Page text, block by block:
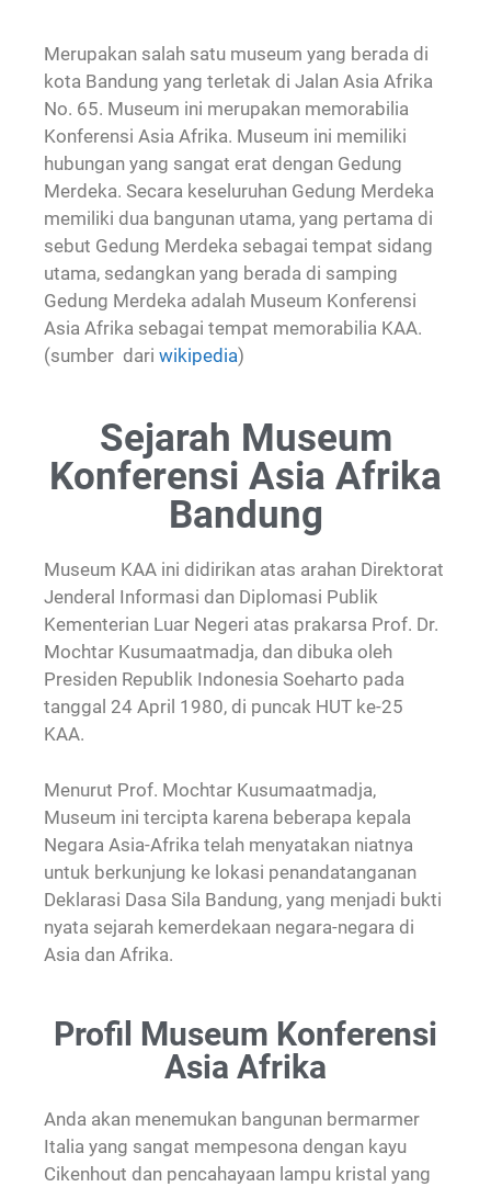
Merupakan salah satu museum yang berada di
kota Bandung yang terletak di Jalan Asia Afrika
No. 65. Museum ini merupakan memorabilia
Konferensi Asia Afrika. Museum ini memiliki
hubungan yang sangat erat dengan Gedung
Merdeka. Secara keseluruhan Gedung Merdeka
memiliki dua bangunan utama, yang pertama di
sebut Gedung Merdeka sebagai tempat sidang
utama, sedangkan yang berada di samping
Gedung Merdeka adalah Museum Konferensi
Asia Afrika sebagai tempat memorabilia KAA.
(sumber dari wikipedia)
Sejarah Museum
Konferensi Asia Afrika
Bandung
Museum KAA ini didirikan atas arahan Direktorat
Jenderal Informasi dan Diplomasi Publik
Kementerian Luar Negeri atas prakarsa Prof. Dr.
Mochtar Kusumaatmadja, dan dibuka oleh
Presiden Republik Indonesia Soeharto pada
tanggal 24 April 1980, di puncak HUT ke-25
KAA.
Menurut Prof. Mochtar Kusumaatmadja,
Museum ini tercipta karena beberapa kepala
Negara Asia-Afrika telah menyatakan niatnya
untuk berkunjung ke lokasi penandatanganan
Deklarasi Dasa Sila Bandung, yang menjadi bukti
nyata sejarah kemerdekaan negara-negara di
Asia dan Afrika.
Profil Museum Konferensi
Asia Afrika
Anda akan menemukan bangunan bermarmer
Italia yang sangat mempesona dengan kayu
Cikenhout dan pencahayaan lampu kristal yang